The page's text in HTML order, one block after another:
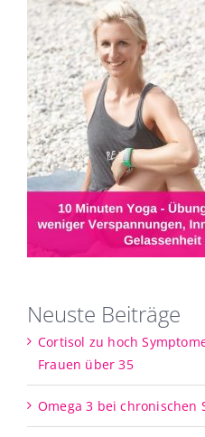
Neuste Beiträge
Cortisol zu hoch
Frauen über 35
Omega 3 bei chronischen